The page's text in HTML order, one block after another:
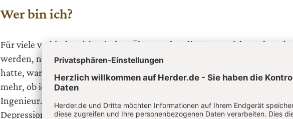
Wer bin ich?
Für viele verbindet sich mit dem Älterwerden die Angst, nicht mehr
werden, nutzlos zu sein, an Ansehen zu verlieren. Solange man eine
hatte, war man anerkannt. Jetzt fällt der Titel weg, und die Leute
mehr, ob ich einmal Schuldirektor war oder Bankdirektor oder
Ingenieur. Jetzt gilt nur noch, wer ich als Person bin. Viele reagieren
Depressionen. Die Depression hat immer einen Sinn. Darin liegt auch